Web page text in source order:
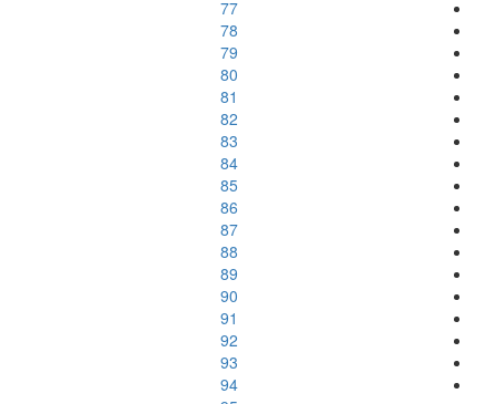
77
78
79
80
81
82
83
84
85
86
87
88
89
90
91
92
93
94